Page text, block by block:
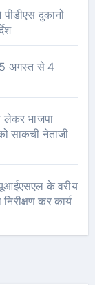
दुकानों
5 अगस्त से 4
लेकर भाजपा
साकची नेताजी
यूआईएसएल के वरीय
कर कार्य